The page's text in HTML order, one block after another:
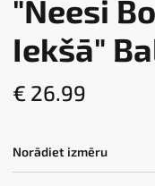
"Neesi
Iekšā"
€ 26.99